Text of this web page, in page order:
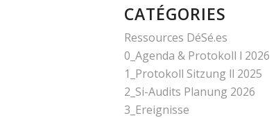
CATÉGORIES
Ressources DéSé.es
0_Agenda & Protokoll l 2026
1_Protokoll Sitzung ll 2025
2_Si-Audits Planung 2026
3_Ereignisse